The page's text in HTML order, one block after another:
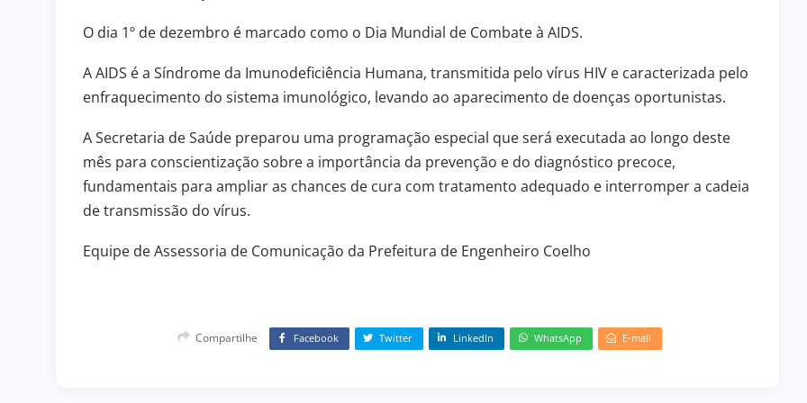
O dia 1º de dezembro é marcado como o Dia Mundial de Combate à AIDS.
A AIDS é a Síndrome da Imunodeficiência Humana, transmitida pelo vírus HIV e caracterizada pelo
enfraquecimento do sistema imunológico, levando ao aparecimento de doenças oportunistas.
A Secretaria de Saúde preparou uma programação especial que será executada ao longo deste
mês para conscientização sobre a importância da prevenção e do diagnóstico precoce,
fundamentais para ampliar as chances de cura com tratamento adequado e interromper a cadeia
de transmissão do vírus.
Equipe de Assessoria de Comunicação da Prefeitura de Engenheiro Coelho
Compartilhe Facebook Twitter LinkedIn WhatsApp E-mail
HOMENAGEM 3 de julho de 2026
ENGENHEIRO COELHO PARTICIPA
DA SOLENIDADE DE ASSUNÇÃO DO
NOVO COMANDANTE DO 36º BPM/I
ENGENHEIRO COELHO RECEBE
MOTONIVELADORA 0 KM PARA
FORTALECER A INFRAESTRUTURA
DA ÁREA RURAL